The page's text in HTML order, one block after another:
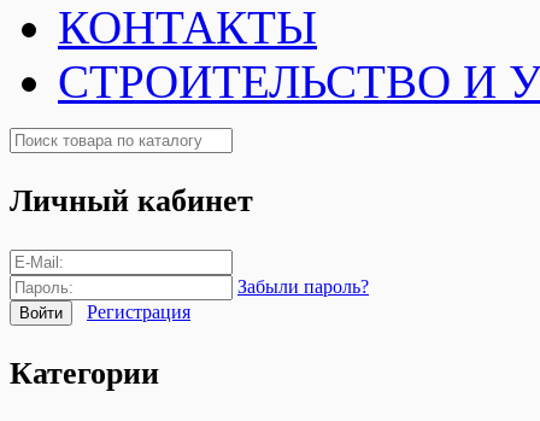
КОНТАКТЫ
СТРОИТЕЛЬСТВО И
Личный кабинет
Забыли пароль?
Регистрация
Категории